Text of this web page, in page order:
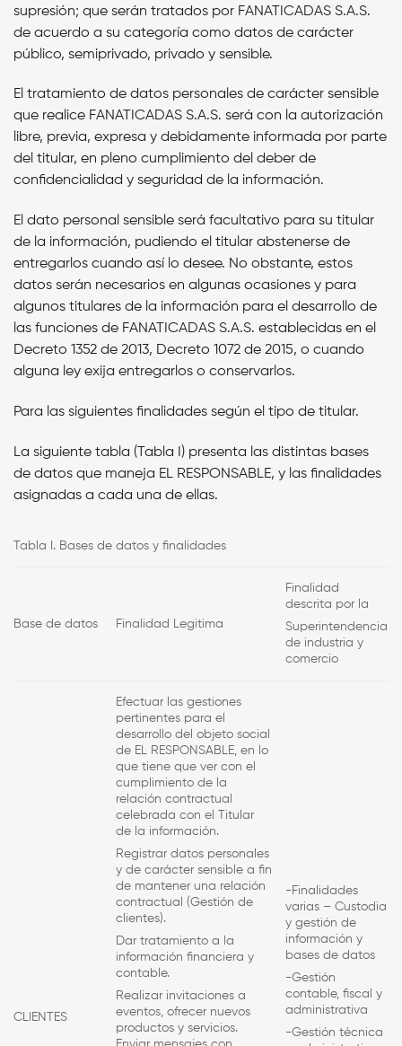
supresión; que serán tratados por FANATICADAS S.A.S.
de acuerdo a su categoría como datos de carácter
público, semiprivado, privado y sensible.
El tratamiento de datos personales de carácter sensible
que realice FANATICADAS S.A.S. será con la autorización
libre, previa, expresa y debidamente informada por parte
del titular, en pleno cumplimiento del deber de
confidencialidad y seguridad de la información.
El dato personal sensible será facultativo para su titular
de la información, pudiendo el titular abstenerse de
entregarlos cuando así lo desee. No obstante, estos
datos serán necesarios en algunas ocasiones y para
algunos titulares de la información para el desarrollo de
las funciones de FANATICADAS S.A.S. establecidas en el
Decreto 1352 de 2013, Decreto 1072 de 2015, o cuando
alguna ley exija entregarlos o conservarlos.
Para las siguientes finalidades según el tipo de titular.
La siguiente tabla (Tabla I) presenta las distintas bases
de datos que maneja EL RESPONSABLE, y las finalidades
asignadas a cada una de ellas.
Tabla I. Bases de datos y finalidades
Base de datos Finalidad Legitima
Finalidad
descrita por la
Superintendencia
de industria y
comercio
CLIENTES
Efectuar las gestiones
pertinentes para el
desarrollo del objeto social
de EL RESPONSABLE , en lo
que tiene que ver con el
cumplimiento de la
relación contractual
celebrada con el Titular
de la información.
Registrar datos personales
y de carácter sensible a fin
de mantener una relación
contractual (Gestión de
clientes).
Dar tratamiento a la
información financiera y
contable.
Realizar invitaciones a
eventos, ofrecer nuevos
productos y servicios.
-Finalidades
varias – Custodia
y gestión de
información y
bases de datos
-Gestión
contable, fiscal y
administrativa
-Gestión técnica